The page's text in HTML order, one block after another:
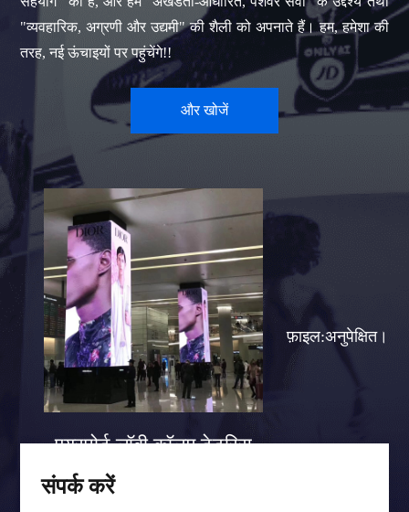
"व्यवहारिक, अग्रणी और उद्यमी" की शैली को अपनाते हैं। हम, हमेशा की
तरह, नई ऊंचाइयों पर पहुंचेंगे!!
और खोजें
एयरपोर्ट लॉबी कॉलम टेटरिस
फ़ाइल:अनुपेक्षित।
संपर्क करें